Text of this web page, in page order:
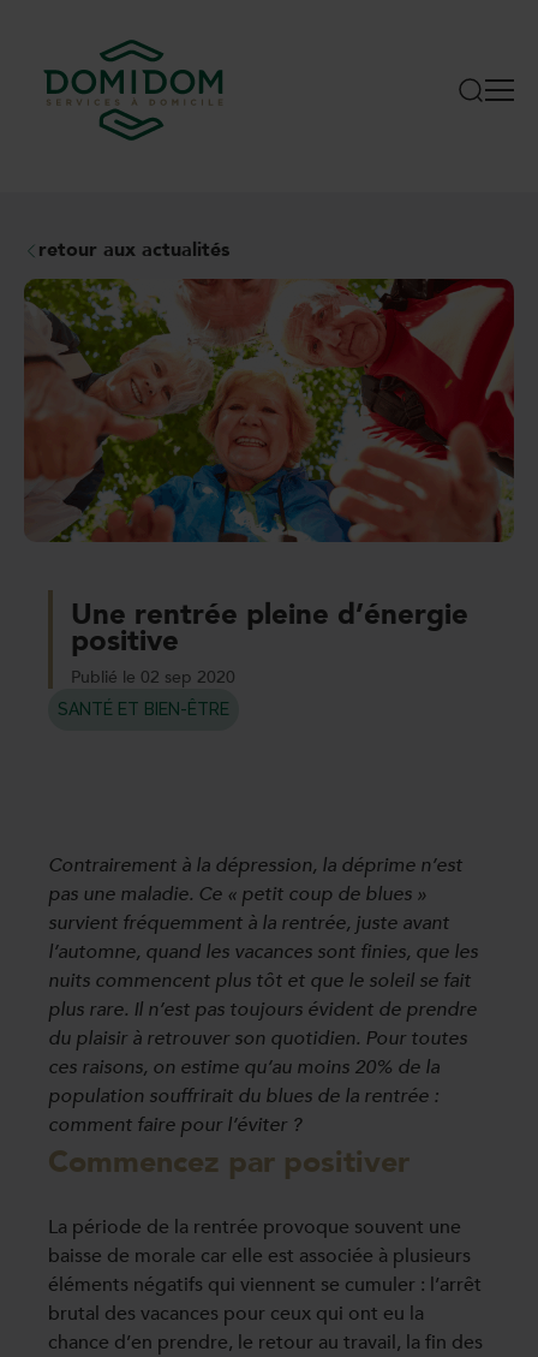
retour aux actualités
Une rentrée pleine d’énergie
positive
Publié le 02 sep 2020
SANTÉ ET BIEN-ÊTRE
Contrairement à la dépression, la déprime n’est
pas une maladie. Ce « petit coup de blues »
survient fréquemment à la rentrée, juste avant
l’automne, quand les vacances sont finies, que les
nuits commencent plus tôt et que le soleil se fait
plus rare. Il n’est pas toujours évident de prendre
du plaisir à retrouver son quotidien. Pour toutes
ces raisons, on estime qu’au moins 20% de la
population souffrirait du blues de la rentrée :
comment faire pour l’éviter ?
Commencez par positiver
La période de la rentrée provoque souvent une
baisse de morale car elle est associée à plusieurs
éléments négatifs qui viennent se cumuler : l’arrêt
brutal des vacances pour ceux qui ont eu la
chance d’en prendre, le retour au travail, la fin des